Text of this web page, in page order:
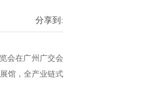
分享到:
会在广州广交会
馆，全产业链式